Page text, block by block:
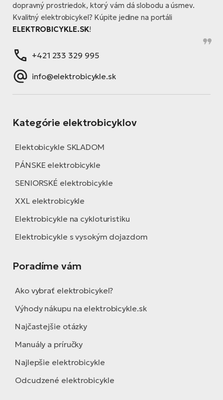
dopravný prostriedok, ktorý vám dá slobodu a úsmev.
Kvalitný elektrobicykel? Kúpite jedine na portáli
ELEKTROBICYKLE.SK!
+421 233 329 995
info@elektrobicykle.sk
Kategórie elektrobicyklov
Elektobicykle SKLADOM
PÁNSKE elektrobicykle
SENIORSKÉ elektrobicykle
XXL elektrobicykle
Elektrobicykle na cykloturistiku
Elektrobicykle s vysokým dojazdom
Poradíme vám
Ako vybrať elektrobicykel?
Výhody nákupu na elektrobicykle.sk
Najčastejšie otázky
Manuály a príručky
Najlepšie elektrobicykle
Odcudzené elektrobicykle